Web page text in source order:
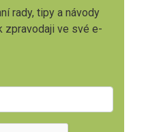
rady, tipy a návody
zpravodaji ve své e-